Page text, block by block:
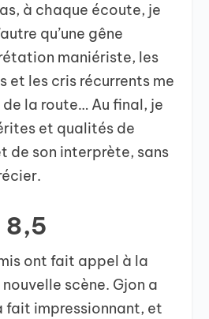
à chaque écoute, je
qu’une gêne
maniériste, les
et les cris récurrents me
la route… Au final, je
et qualités de
de son interprète, sans
8,5
ont fait appel à la
scène. Gjon a
fait impressionnant, et